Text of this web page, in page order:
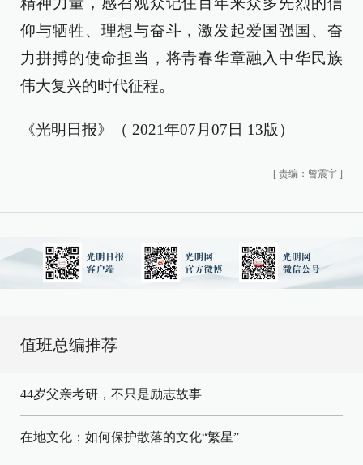
仰与牺牲、理想与奋斗，激发起爱国强国、奋
力拼搏的使命担当，将青春华章融入中华民族
伟大复兴的时代征程。
《光明日报》（ 2021年07月07日 13版）
[ 责编：曾震宇 ]
值班总编推荐
44岁父亲考研，不只是励志故事
在地文化：如何保护散落的文化“繁星”